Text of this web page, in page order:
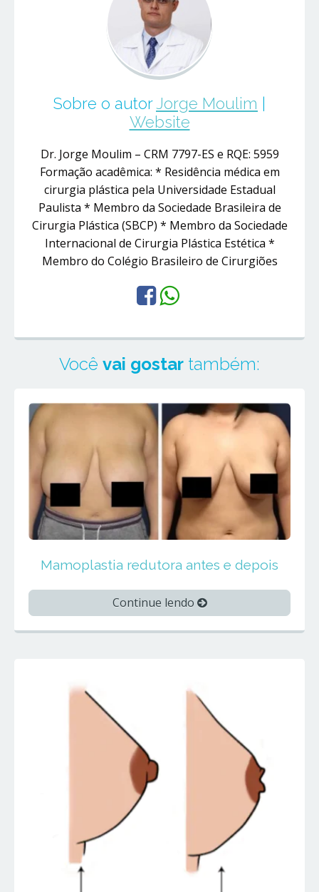
Sobre o autorJorge Moulim
Website
Dr. Jorge Moulim – CRM 7797-ES e RQE: 5959
Formação acadêmica: * Residência médica em
cirurgia plástica pela Universidade Estadual
Paulista * Membro da Sociedade Brasileira de
Cirurgia Plástica (SBCP) * Membro da Sociedade
Internacional de Cirurgia Plástica Estética *
Membro do Colégio Brasileiro de Cirurgiões
Você vai gostar também:
Mamoplastia redutora antes e depois
Continue lendo